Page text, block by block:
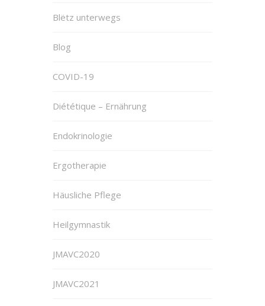
Blëtz unterwegs
Blog
COVID-19
Diététique – Ernährung
Endokrinologie
Ergotherapie
Häusliche Pflege
Heilgymnastik
JMAVC2020
JMAVC2021